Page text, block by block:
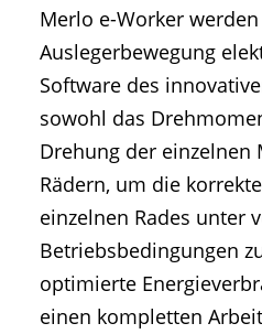
Merlo e-Worker
Auslegerbewegung
Software des
sowohl das
Drehung der einzelnen
Rädern, um die
einzelnen Rades unter
Betriebsbedingungen
optimierte
einen kompletten